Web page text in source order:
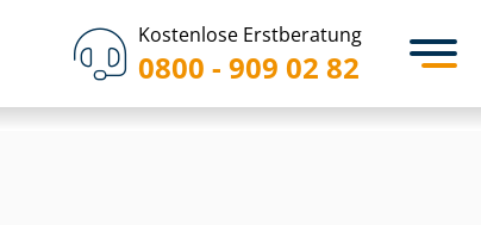
Kostenlose Erstberatung
0800 - 909 02 82